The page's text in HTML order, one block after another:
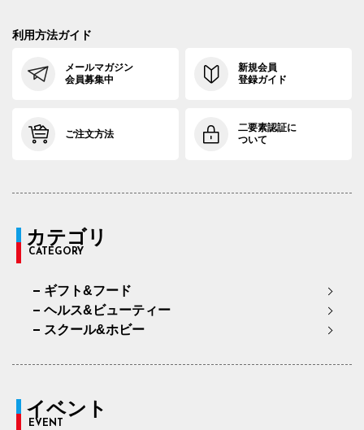
利用方法ガイド
メールマガジン
会員募集中
新規会員
登録ガイド
ご注文方法
二要素認証に
ついて
カテゴリ
CATEGORY
ギフト&フード
ヘルス&ビューティー
スクール&ホビー
イベント
EVENT